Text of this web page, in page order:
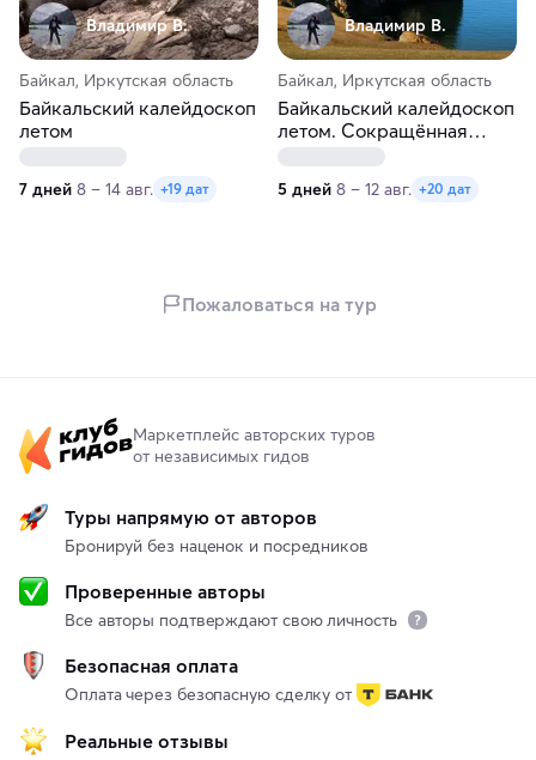
Владимир В.
Байкал, Иркутская область
Байкальский калейдоскоп
летом
7 дней 8 – 14 авг. +19 дат
Владимир В.
Байкал, Иркутская область
Байкальский калейдоскоп
летом. Сокращённая
5 дней 8 – 12 авг. +20 дат
Пожаловаться на тур
Маркетплейс авторских туров
от независимых гидов
Туры напрямую от авторов
Бронируй без наценок и посредников
Проверенные авторы
Все авторы подтверждают свою личность
Безопасная оплата
Оплата через безопасную сделку от
Реальные отзывы